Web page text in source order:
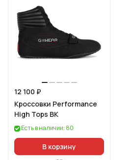
12 100 ₽
Кроссовки Performance
High Tops BK
Есть в наличии: 80
В корзину